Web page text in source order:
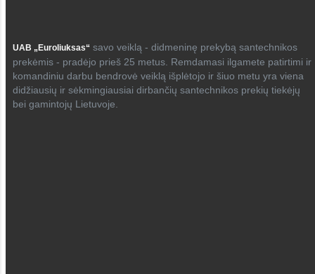
UAB „Euroliuksas“ savo veiklą - didmeninę prekybą santechnikos
prekėmis - pradėjo prieš 25 metus. Remdamasi ilgamete patirtimi ir
komandiniu darbu bendrovė veiklą išplėtojo ir šiuo metu yra viena
didžiausių ir sėkmingiausiai dirbančių santechnikos prekių tiekėjų
bei gamintojų Lietuvoje.